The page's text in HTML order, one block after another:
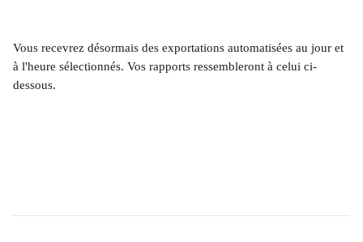
Vous recevrez désormais des exportations automatisées au jour et
à l'heure sélectionnés. Vos rapports ressembleront à celui ci-
dessous.